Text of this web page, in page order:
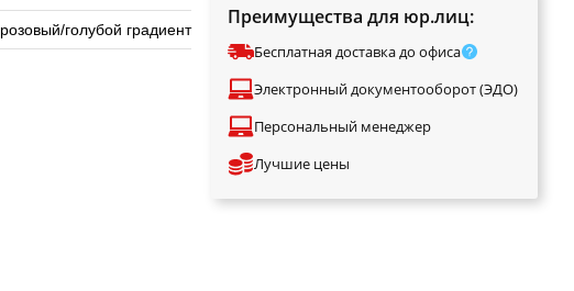
розовый/голубой градиент
Преимущества для юр.лиц:
Бесплатная доставка до офиса
Электронный документооборот (ЭДО)
Персональный менеджер
Лучшие цены